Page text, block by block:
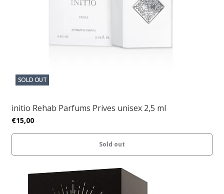
SOLD OUT
initio Rehab Parfums Prives unisex 2,5 ml
€15,00
Sold out